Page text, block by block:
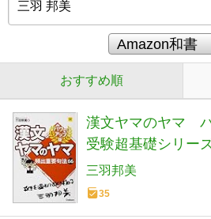
おすすめ順
漢文ヤマのヤマ
受験超基礎シリー
三羽邦美
35